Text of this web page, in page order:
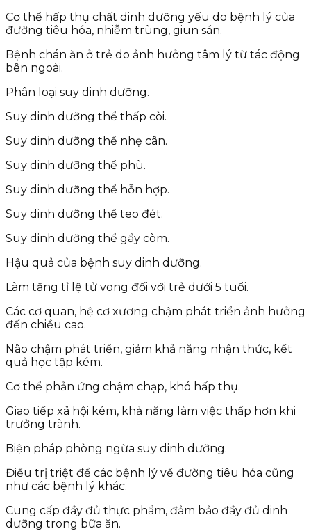
Cơ thể hấp thụ chất dinh dưỡng yếu do bệnh lý của
đường tiêu hóa, nhiễm trùng, giun sán.
Bệnh chán ăn ở trẻ do ảnh hưởng tâm lý từ tác động
bên ngoài.
Phân loại suy dinh dưỡng.
Suy dinh dưỡng thể thấp còi.
Suy dinh dưỡng thể nhẹ cân.
Suy dinh dưỡng thể phù.
Suy dinh dưỡng thể hỗn hợp.
Suy dinh dưỡng thể teo đét.
Suy dinh dưỡng thể gầy còm.
Hậu quả của bệnh suy dinh dưỡng.
Làm tăng tỉ lệ tử vong đối với trẻ dưới 5 tuổi.
Các cơ quan, hệ cơ xương chậm phát triển ảnh hưởng
đến chiều cao.
Não chậm phát triển, giảm khả năng nhận thức, kết
quả học tập kém.
Cơ thể phản ứng chậm chạp, khó hấp thụ.
Giao tiếp xã hội kém, khả năng làm việc thấp hơn khi
trưởng trành.
Biện pháp phòng ngừa suy dinh dưỡng.
Điều trị triệt để các bệnh lý về đường tiêu hóa cũng
như các bệnh lý khác.
Cung cấp đầy đủ thực phẩm, đảm bảo đầy đủ dinh
dưỡng trong bữa ăn.